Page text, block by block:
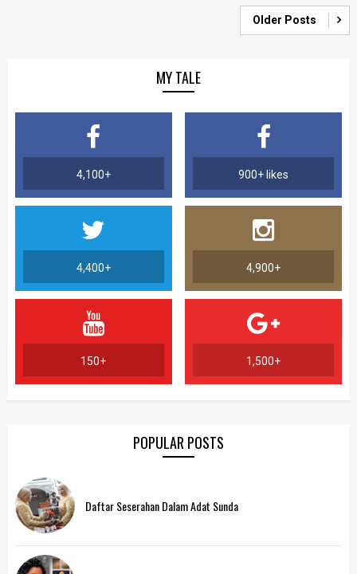
Older Posts
MY TALE
4,100+ 900+ likes
4,400+ 4,900+
150+ 1,500+
POPULAR POSTS
Daftar Seserahan Dalam Adat Sunda